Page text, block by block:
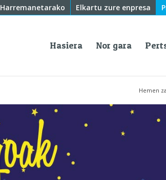
Harremanetarako Elkartu zure enpresa
Hasiera Nor gara
Hemen